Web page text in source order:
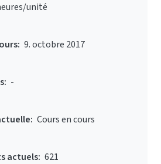
unité
9. octobre 2017
-
Cours en cours
actuels: 621